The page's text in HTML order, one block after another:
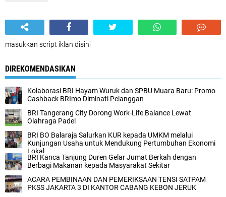
masukkan script iklan disini
DIREKOMENDASIKAN
Kolaborasi BRI Hayam Wuruk dan SPBU Muara Baru: Promo
Cashback BRImo Diminati Pelanggan
BRI Tangerang City Dorong Work-Life Balance Lewat
Olahraga Padel
BRI BO Balaraja Salurkan KUR kepada UMKM melalui
Kunjungan Usaha untuk Mendukung Pertumbuhan Ekonomi
Lokal
BRI Kanca Tanjung Duren Gelar Jumat Berkah dengan
Berbagi Makanan kepada Masyarakat Sekitar
ACARA PEMBINAAN DAN PEMERIKSAAN TENSI SATPAM
PKSS JAKARTA 3 DI KANTOR CABANG KEBON JERUK